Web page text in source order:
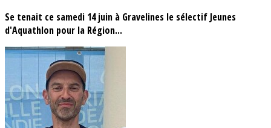
Se tenait ce samedi 14 juin à Gravelines le sélectif Jeunes
d'Aquathlon pour la Région...